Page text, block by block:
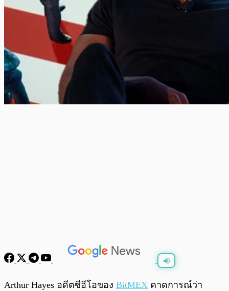
/ 0:00
Arthur Hayes อดีตซีอีโอของ BitMEX คาดการณ์ว่า